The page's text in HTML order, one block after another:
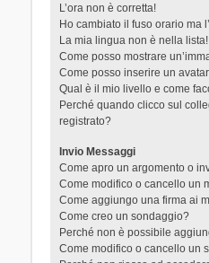
L’ora non è corretta!
Ho cambiato il fuso orario ma
La mia lingua non è nella lista!
Come posso mostrare
Come posso inserire un
Qual è il mio livello e come
Perché quando clicco sul
registrato?
Invio Messaggi
Come apro un argomento o
Come modifico o cancello un
Come aggiungo una firma ai
Come creo un sondaggio?
Perché non è possibile
Come modifico o cancello un